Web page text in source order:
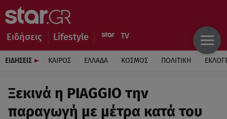
Ειδήσεις Lifestyle
ΕΙΔΗΣΕΙΣ ΚΑΙΡΟΣ ΕΛΛΑΔΑ ΚΟΣΜΟΣ ΠΟΛΙΤΙΚΗ
Ξεκινά η PIAGGIO την
παραγωγή με μέτρα κατά του